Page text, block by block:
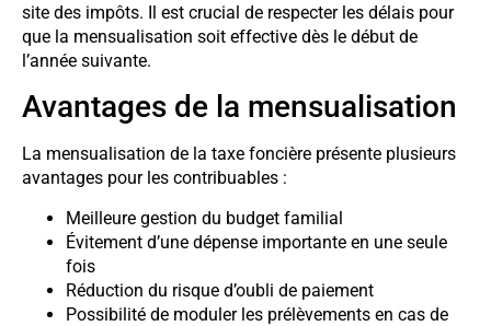
site des impôts. Il est crucial de respecter les délais pour
que la mensualisation soit effective dès le début de
l’année suivante.
Avantages de la mensualisation
La mensualisation de la taxe foncière présente plusieurs
avantages pour les contribuables :
Meilleure gestion du budget familial
Évitement d’une dépense importante en une seule
fois
Réduction du risque d’oubli de paiement
Possibilité de moduler les prélèvements en cas de